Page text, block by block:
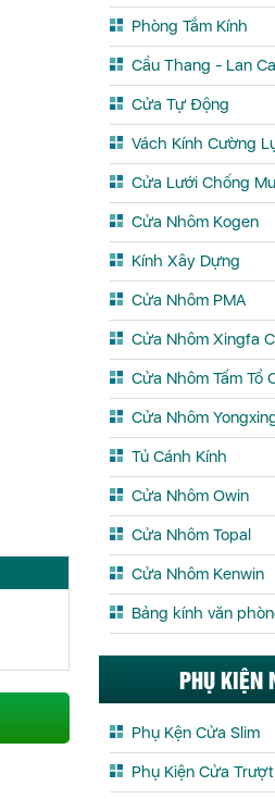
Phòng Tắm Kính
Cầu Thang - Lan
Cửa Tự Động
Vách Kính Cường
Cửa Lưới Chống
Cửa Nhôm Kogen
Kính Xây Dựng
Cửa Nhôm PMA
Cửa Nhôm Xingfa
Cửa Nhôm Tấm Tổ
Cửa Nhôm
Tủ Cánh Kính
Cửa Nhôm Owin
Cửa Nhôm Topal
Cửa Nhôm Kenwin
Bảng kính văn
PHỤ KIỆN
Phụ Kện Cửa Slim
Phụ Kiện Cửa